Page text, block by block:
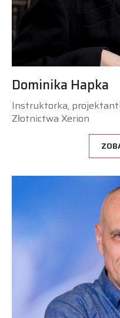
Dominika Hapka
Instruktorka,
Złotnictwa Xerion